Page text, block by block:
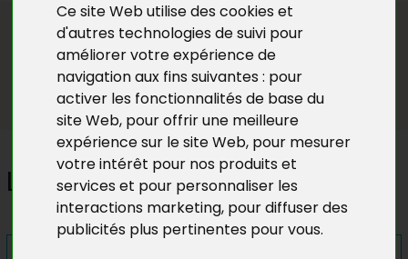
Ce site Web utilise des cookies et
d'autres technologies de suivi pour
améliorer votre expérience de
navigation aux fins suivantes : pour
activer les fonctionnalités de base du
site Web, pour offrir une meilleure
expérience sur le site Web, pour mesurer
votre intérêt pour nos produits et
services et pour personnaliser les
interactions marketing, pour diffuser des
publicités plus pertinentes pour vous.
Presse
Le royaume des bannis